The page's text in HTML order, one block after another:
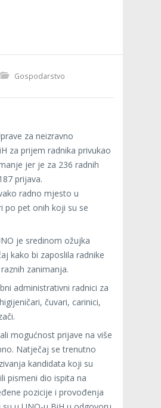
Gospodarstvo
za neizravno
za prijem radnika privukao
jer je za 236 radnih
prijava.
radno mjesto u
po pet onih koji su se
je sredinom ožujka
kako bi zaposlila radnike
zanimanja.
administrativni radnici za
čuvari, carinici,
mogućnost prijave na više
Natječaj se trenutno
kandidata koji su
pismeni dio ispita na
pozicije i provođenja